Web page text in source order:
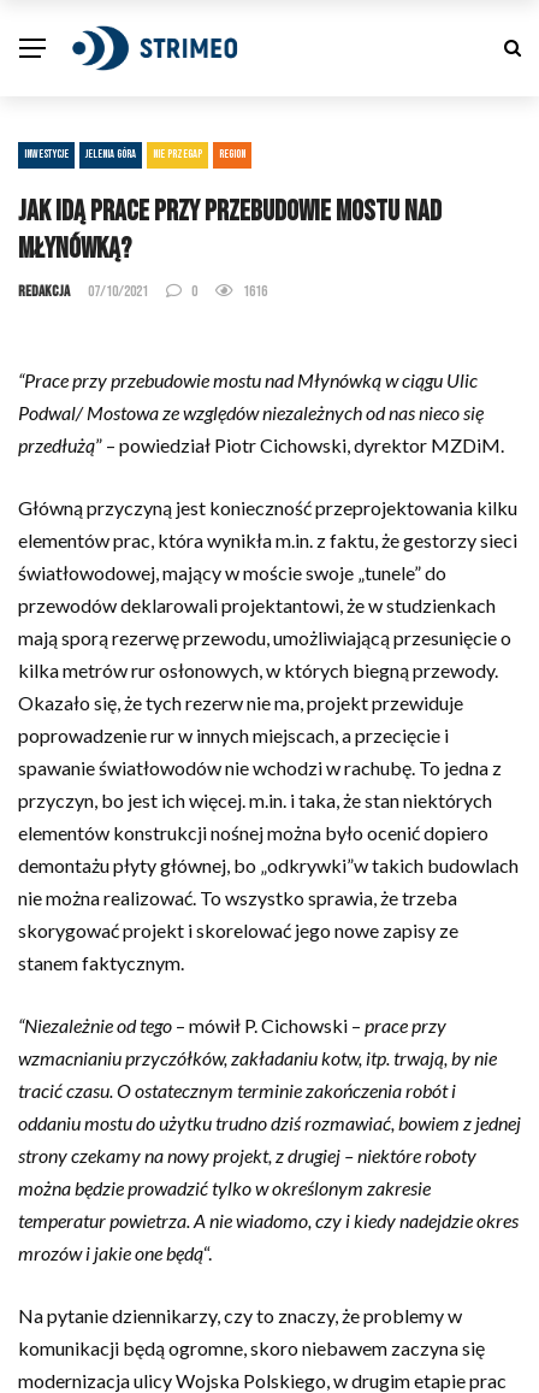
INWESTYCJE JELENIA GÓRA NIE PRZEGAP REGION
Jak idą prace przy przebudowie mostu nad
Młynówką?
Redakcja 07/10/2021 0 1616
“Prace przy przebudowie mostu nad Młynówką w ciągu Ulic
Podwal/ Mostowa ze względów niezależnych od nas nieco się
przedłużą” – powiedział Piotr Cichowski, dyrektor MZDiM.
Główną przyczyną jest konieczność przeprojektowania kilku
elementów prac, która wynikła m.in. z faktu, że gestorzy sieci
światłowodowej, mający w moście swoje „tunele” do
przewodów deklarowali projektantowi, że w studzienkach
mają sporą rezerwę przewodu, umożliwiającą przesunięcie o
kilka metrów rur osłonowych, w których biegną przewody.
Okazało się, że tych rezerw nie ma, projekt przewiduje
poprowadzenie rur w innych miejscach, a przecięcie i
spawanie światłowodów nie wchodzi w rachubę. To jedna z
przyczyn, bo jest ich więcej. m.in. i taka, że stan niektórych
elementów konstrukcji nośnej można było ocenić dopiero
demontażu płyty głównej, bo „odkrywki”w takich budowlach
nie można realizować. To wszystko sprawia, że trzeba
skorygować projekt i skorelować jego nowe zapisy ze
stanem faktycznym.
“Niezależnie od tego – mówił P. Cichowski – prace przy
wzmacnianiu przyczółków, zakładaniu kotw, itp. trwają, by nie
tracić czasu. O ostatecznym terminie zakończenia robót i
oddaniu mostu do użytku trudno dziś rozmawiać, bowiem z jednej
strony czekamy na nowy projekt, z drugiej – niektóre roboty
można będzie prowadzić tylko w określonym zakresie
temperatur powietrza. A nie wiadomo, czy i kiedy nadejdzie okres
mrozów i jakie one będą“.
Na pytanie dziennikarzy, czy to znaczy, że problemy w
komunikacji będą ogromne, skoro niebawem zaczyna się
modernizacja ulicy Wojska Polskiego, w drugim etapie prac